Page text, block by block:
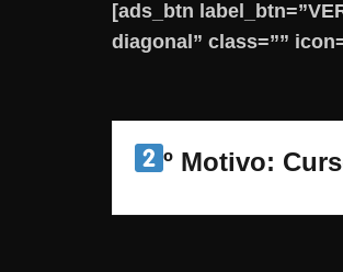
[ads_btn
diagonal” class=””
º Motivo: